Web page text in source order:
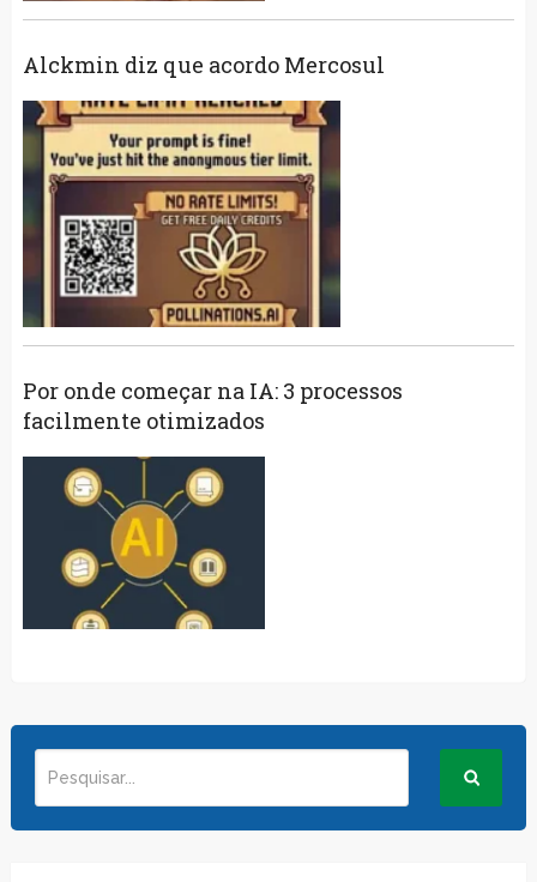
Alckmin diz que acordo Mercosul
Por onde começar na IA: 3 processos
facilmente otimizados